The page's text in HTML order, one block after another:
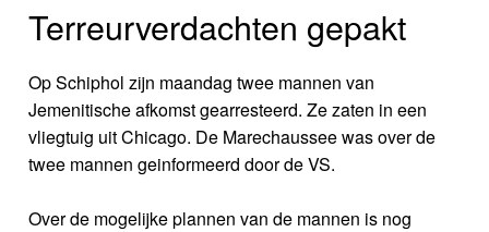
Terreurverdachten gepakt
Op Schiphol zijn maandag twee mannen van
Jemenitische afkomst gearresteerd. Ze zaten in een
vliegtuig uit Chicago. De Marechaussee was over de
twee mannen geinformeerd door de VS.
Over de mogelijke plannen van de mannen is nog